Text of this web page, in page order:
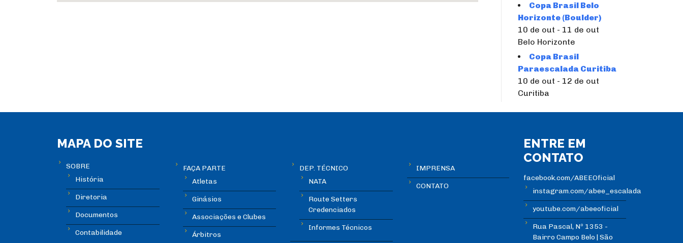
Copa Brasil Belo
Horizonte (Boulder)
10 de out - 11 de out
Belo Horizonte
Copa Brasil
Paraescalada Curitiba
10 de out - 12 de out
Curitiba
MAPA DO SITE
SOBRE
História
Diretoria
Documentos
Contabilidade
FAÇA PARTE
Atletas
Ginásios
Associações e Clubes
Árbitros
DEP. TÉCNICO
NATA
Route Setters
Credenciados
Informes Técnicos
IMPRENSA
CONTATO
ENTRE EM
CONTATO
facebook.com/ABEEOficial
instagram.com/abee_escalada
youtube.com/abeeoficial
Rua Pascal, Nº 1353 -
Bairro Campo Belo | São